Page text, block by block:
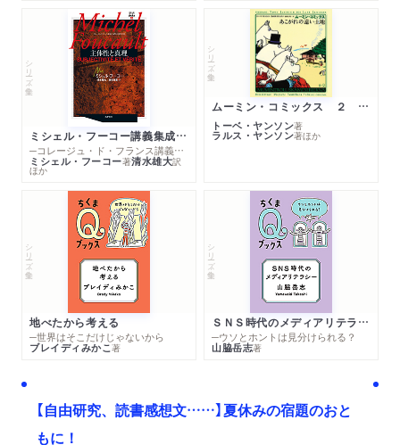
シリーズ・全集
ミシェル・フーコー講義集成１０ 主体性と真理
─コレージュ・ド・フランス講義１９８０－１９８１年度
ミシェル・フーコー著清水雄大訳
ほか
シリーズ・全集
ムーミン・コミックス ２ あこがれの遠い土地
トーベ・ヤンソン著
ラルス・ヤンソン著ほか
シリーズ・全集
地べたから考える
─世界はそこだけじゃないから
ブレイディみかこ著
シリーズ・全集
ＳＮＳ時代のメディアリテラシー
─ウソとホントは見分けられる？
山脇岳志著
【自由研究、読書感想文……】夏休みの宿題のおと
もに！